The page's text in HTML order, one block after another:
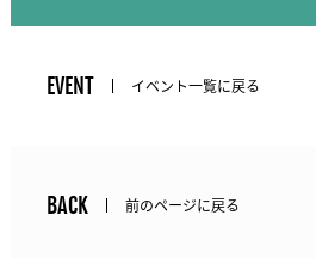
EVENT イベント一覧に戻る
BACK 前のページに戻る